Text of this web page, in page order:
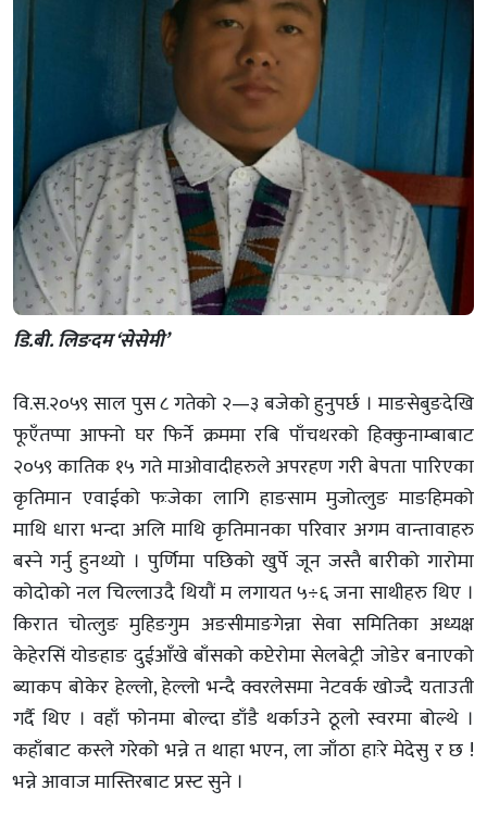
डि.बी. लिङदम ‘सेसेमी’
वि.स.२०५९ साल पुस ८ गतेको २—३ बजेको हुनुपर्छ । माङसेबुङदेखि
फूएँतप्पा आफ्नो घर फिर्ने क्रममा रबि पाँचथरको हिक्कुनाम्बाबाट
२०५९ कातिक १५ गते माओवादीहरुले अपरहण गरी बेपता पारिएका
कृतिमान एवाईको फःजेका लागि हाङसाम मुजोत्लुङ माङहिमको
माथि धारा भन्दा अलि माथि कृतिमानका परिवार अगम वान्तावाहरु
बस्ने गर्नु हुनथ्यो । पुर्णिमा पछिको खुर्पे जून जस्तै बारीको गारोमा
कोदोको नल चिल्लाउदै थियौं म लगायत ५÷६ जना साथीहरु थिए ।
किरात चोत्लुङ मुहिङगुम अङसीमाङगेन्ना सेवा समितिका अध्यक्ष
केहेरसिं योङहाङ दुईआँखे बाँसको कप्टेरोमा सेलबेट्री जोडेर बनाएको
ब्याकप बोकेर हेल्लो, हेल्लो भन्दै क्वरलेसमा नेटवर्क खोज्दै यताउती
गर्दै थिए । वहाँ फोनमा बोल्दा डाँडै थर्काउने ठूलो स्वरमा बोल्थे ।
कहाँबाट कस्ले गरेको भन्ने त थाहा भएन, ला जाँठा हाःरे मेदेसु र छ !
भन्ने आवाज मास्तिरबाट प्रस्ट सुने ।